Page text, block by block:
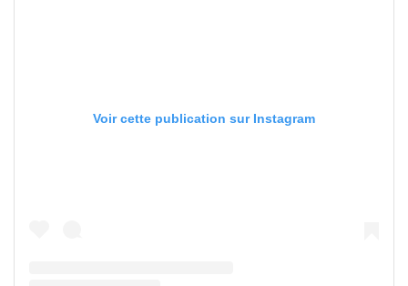
Voir cette publication sur Instagram